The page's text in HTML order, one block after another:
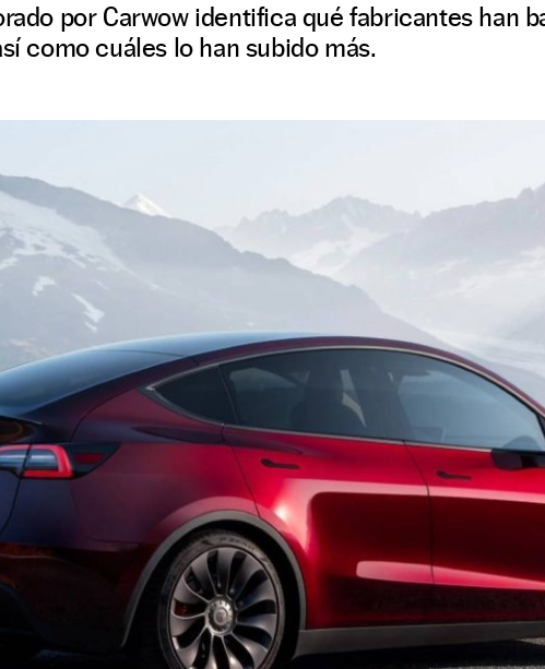
por Carwow identifica qué fabricantes han
como cuáles lo han subido más.